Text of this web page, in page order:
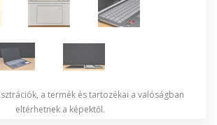
a termék és tartozékai a valóságban
eltérhetnek a képektől.